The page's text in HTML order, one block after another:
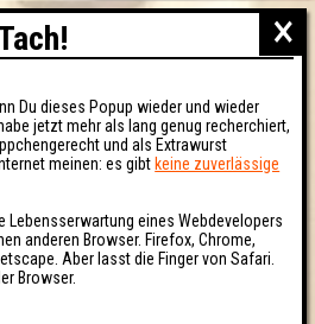
×
Du dieses Popup wieder und wieder
jetzt mehr als lang genug recherchiert,
und als Extrawurst
meinen: es gibt keine zuverlässige
Lebensserwartung eines Webdevelopers
anderen Browser. Firefox, Chrome,
Aber lasst die Finger von Safari.
Browser.